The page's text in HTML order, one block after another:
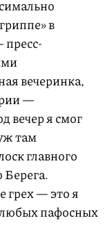
в
вечеринка,
—
вечер я смог
там
главного
Берега.
грех — это я
пафосных